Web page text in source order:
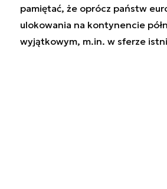
pamiętać, że oprócz państw
ulokowania na kontynencie
wyjątkowym, m.in. w sferze